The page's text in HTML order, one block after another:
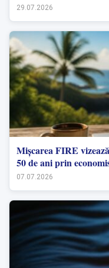
29.07.2026
Mișcarea FIRE
50 de ani prin
07.07.2026